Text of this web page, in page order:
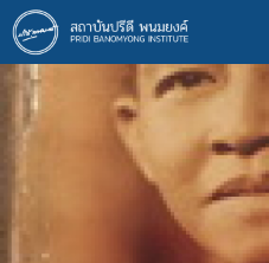
ข้าม
ไป
ยัง
เนื้อหา
หลัก